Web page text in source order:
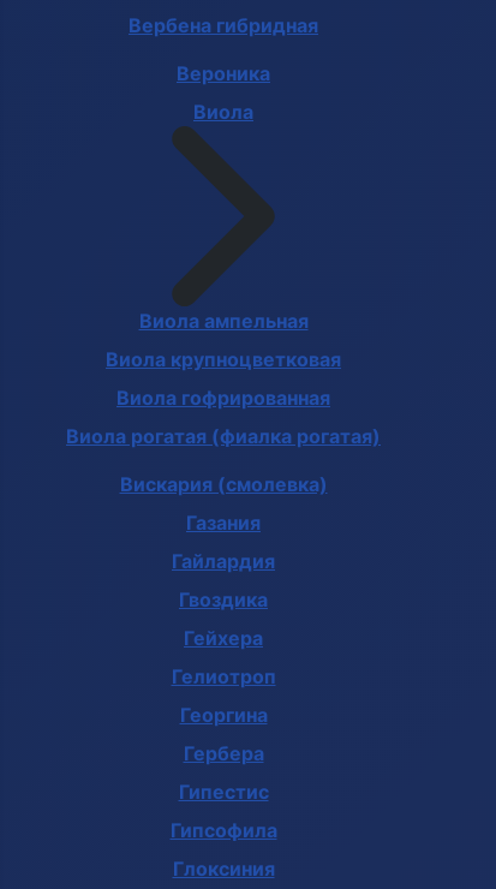
Вербена гибридная
Вероника
Виола
Виола ампельная
Виола крупноцветковая
Виола гофрированная
Виола рогатая (фиалка рогатая)
Вискария (смолевка)
Газания
Гайлардия
Гвоздика
Гейхера
Гелиотроп
Георгина
Гербера
Гипестис
Гипсофила
Глоксиния